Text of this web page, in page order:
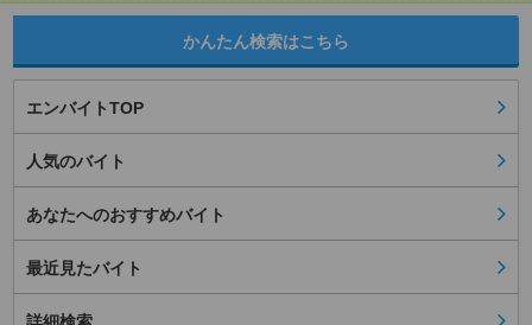
かんたん検索はこちら
エンバイトTOP
人気のバイト
あなたへのおすすめバイト
最近見たバイト